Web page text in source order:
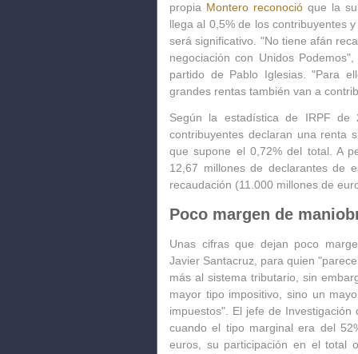
propia Montero reconoció que la
llega al 0,5% de los contribuyentes
será significativo. "No tiene afán
negociación con Unidos
partido de Pablo Iglesias. "Para
grandes rentas también van a
Según la estadística de IRPF de
contribuyentes declaran una renta
que supone el 0,72% del total. A
12,67 millones de declarantes de
recaudación (11.000 millones de
Poco margen de
Unas cifras que dejan poco
Javier Santacruz, para quien
más al sistema tributario, sin
mayor tipo impositivo, sino un
impuestos". El jefe de
cuando el tipo marginal era del
euros, su participación en el total